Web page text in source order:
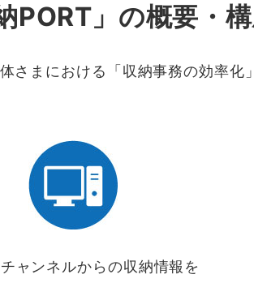
PORT」の概要・
さまにおける「収納事務の効率化
ャンネルからの収納情報を